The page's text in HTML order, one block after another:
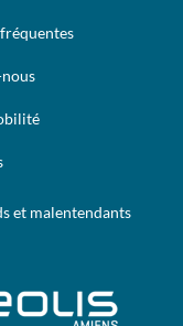
et malentendants